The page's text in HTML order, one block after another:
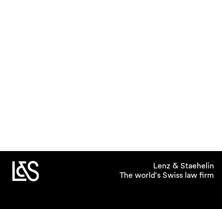
Lenz & Staehelin
The world's Swiss law firm